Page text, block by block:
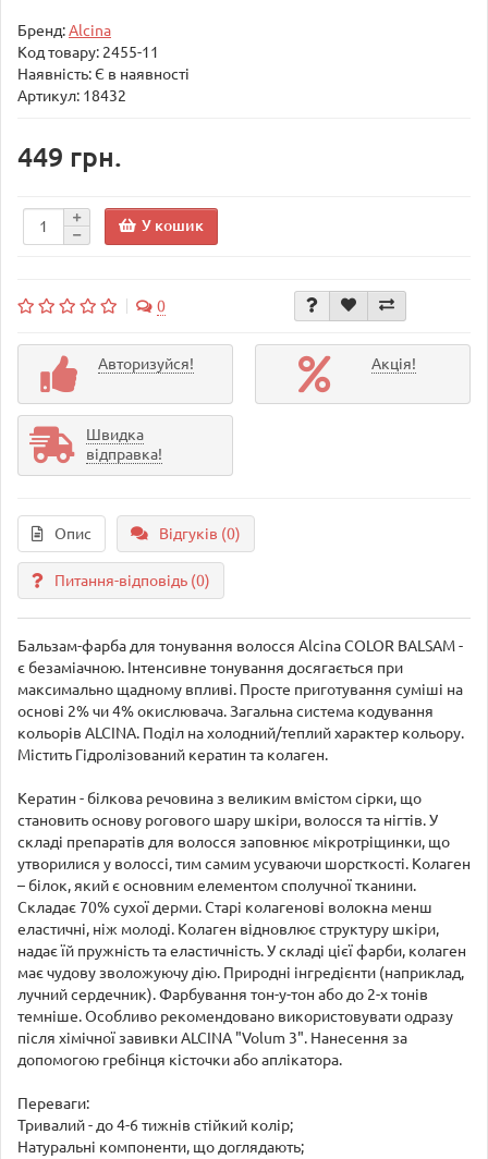
Бренд:Alcina
Код товару: 2455-11
Наявність: Є в наявності
Артикул: 18432
449 грн.
У кошик
0
Авторизуйся! Акція!
Швидка
відправка!
Опис Відгуків (0)
Питання-відповідь (0)
Бальзам-фарба для тонування волосся Alcina COLOR BALSAM -
є безаміачною. Інтенсивне тонування досягається при
максимально щадному впливі. Просте приготування суміші на
основі 2% чи 4% окислювача. Загальна система кодування
кольорів ALCINA. Поділ на холодний/теплий характер кольору.
Містить Гідролізований кератин та колаген.
Кератин - білкова речовина з великим вмістом сірки, що
становить основу рогового шару шкіри, волосся та нігтів. У
складі препаратів для волосся заповнює мікротріщинки, що
утворилися у волоссі, тим самим усуваючи шорсткості. Колаген
– білок, який є основним елементом сполучної тканини.
Складає 70% сухої дерми. Старі колагенові волокна менш
еластичні, ніж молоді. Колаген відновлює структуру шкіри,
надає їй пружність та еластичність. У складі цієї фарби, колаген
має чудову зволожуючу дію. Природні інгредієнти (наприклад,
лучний сердечник). Фарбування тон-у-тон або до 2-х тонів
темніше. Особливо рекомендовано використовувати одразу
після хімічної завивки ALCINA "Volum 3". Нанесення за
допомогою гребінця кісточки або аплікатора.
Переваги:
Тривалий - до 4-6 тижнів стійкий колір;
Натуральні компоненти, що доглядають;